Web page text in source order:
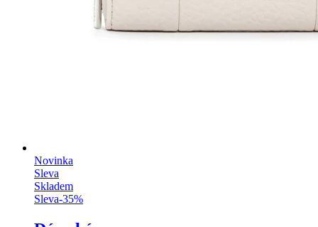
Novinka
Sleva
Skladem
Sleva-35%